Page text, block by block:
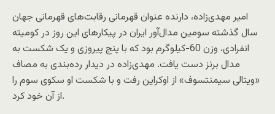
امیر مهدی‌زاده، دارنده عنوان قهرمانی رقابت‌های قهرمانی جهان
سال گذشته سومین مدال‌آور ایران در پیکارهای این روز در کومیته
انفرادی، وزن 60-کیلوگرم بود که با پنج پیروزی و یک شکست به
مدال برنز دست یافت. مهدی‌زاده در دیدار رده‌بندی به مصاف
«ویتالی سیمنتسوف» از اوکراین رفت و با شکست او سکوی سوم را
از آن خود کرد.